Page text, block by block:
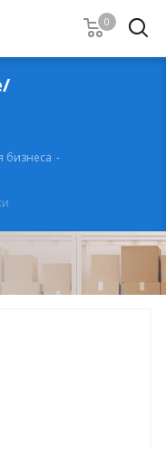
0
бизнеса -